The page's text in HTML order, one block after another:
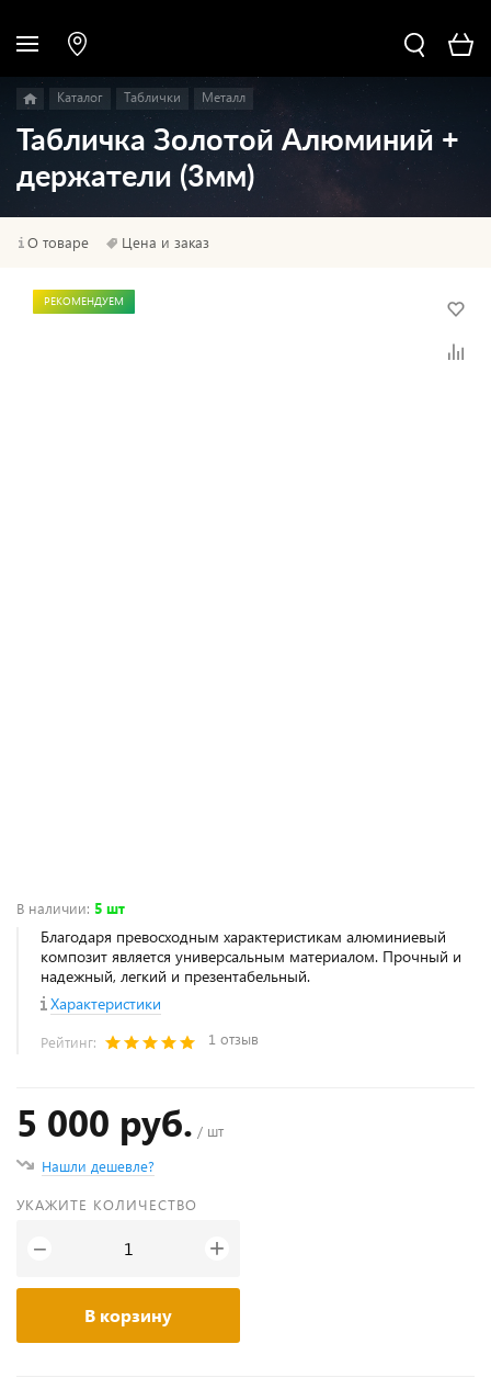
Каталог Таблички Металл
Табличка Золотой Алюминий +
держатели (3мм)
О товаре Цена и заказ
РЕКОМЕНДУЕМ
В наличии: 5 шт
Благодаря превосходным характеристикам алюминиевый
композит является универсальным материалом. Прочный и
надежный, легкий и презентабельный.
Характеристики
Рейтинг: 1 отзыв
5 000 руб. / шт
Нашли дешевле?
УКАЖИТЕ КОЛИЧЕСТВО
− +
В корзину